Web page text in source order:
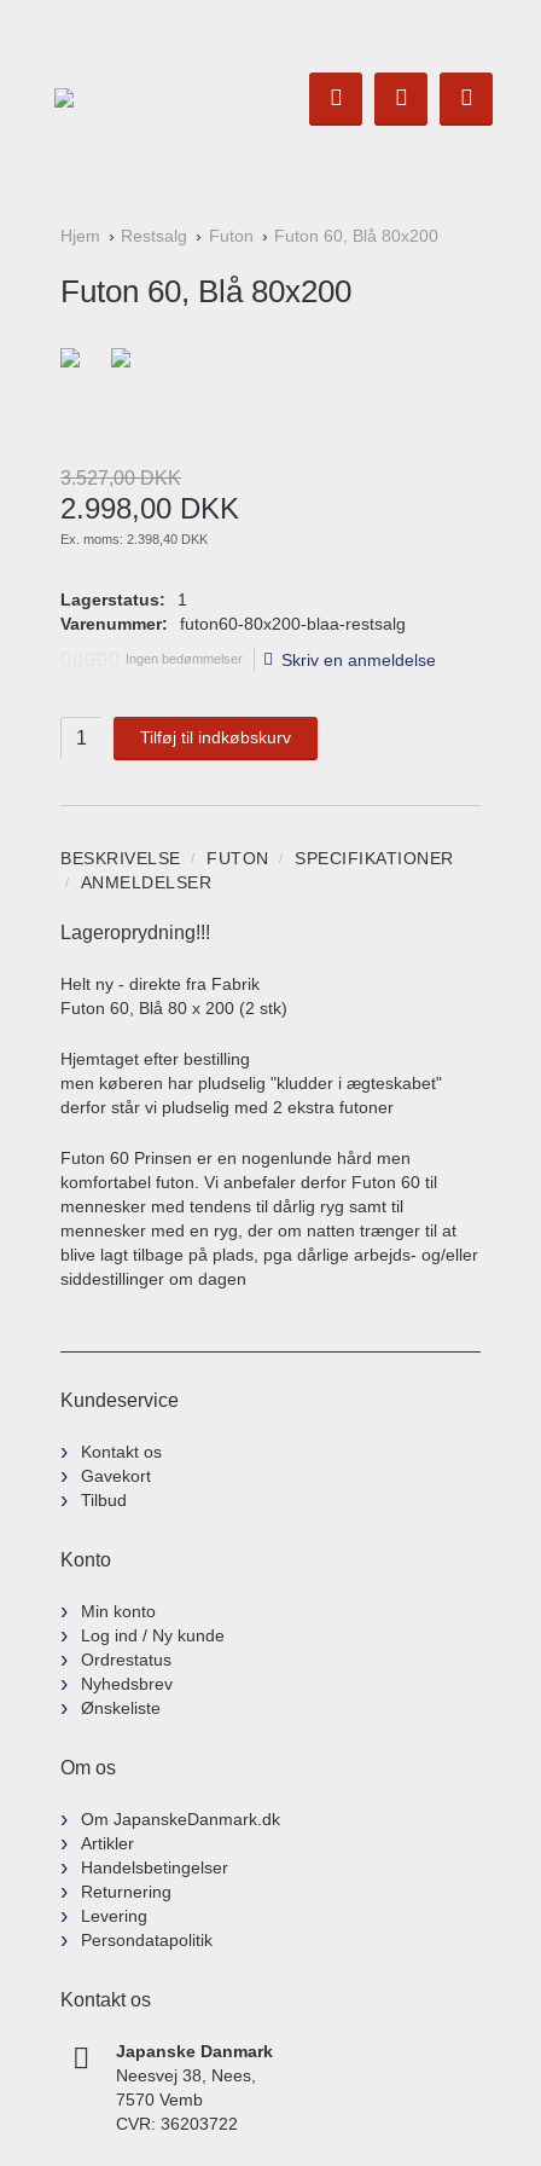
Hjem Restsalg Futon Futon 60, Blå 80x200
Futon 60, Blå 80x200
3.527,00DKK
2.998,00 DKK
Ex. moms: 2.398,40 DKK
Lagerstatus:
1
Varenummer:
futon60-80x200-blaa-restsalg
Ingen bedømmelser Skriv en anmeldelse
Tilføj til indkøbskurv
BESKRIVELSE FUTON
SPECIFIKATIONER
ANMELDELSER
Lageroprydning!!!
Helt ny - direkte fra Fabrik
Futon 60, Blå 80 x 200 (2 stk)
Hjemtaget efter bestilling
men køberen har pludselig "kludder i ægteskabet"
derfor står vi pludselig med 2 ekstra futoner
Futon 60 Prinsen er en nogenlunde hård men
komfortabel futon. Vi anbefaler derfor Futon 60 til
mennesker med tendens til dårlig ryg samt til
mennesker med en ryg, der om natten trænger til at
blive lagt tilbage på plads, pga dårlige arbejds- og/eller
siddestillinger om dagen
Kundeservice
Kontakt os
Gavekort
Tilbud
Konto
Min konto
Log ind / Ny kunde
Ordrestatus
Nyhedsbrev
Ønskeliste
Om os
Om JapanskeDanmark.dk
Artikler
Handelsbetingelser
Returnering
Levering
Persondatapolitik
Kontakt os
Japanske Danmark
Neesvej 38, Nees,
7570 Vemb
CVR: 36203722